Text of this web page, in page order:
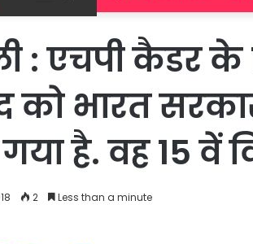
: एचपी कैडर
को भारत
गया है. वह 15
2 Less than a minute